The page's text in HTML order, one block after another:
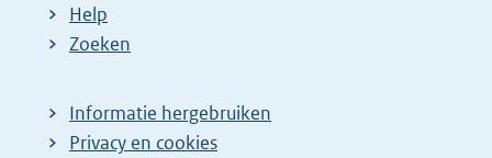
Help
Zoeken
Informatie hergebruiken
Privacy en cookies